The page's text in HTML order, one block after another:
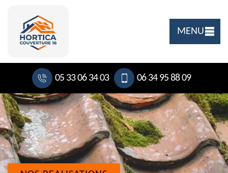
MENU
05 33 06 34 03 06 34 95 88 09